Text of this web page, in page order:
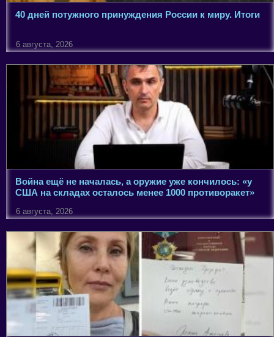
40 дней потужного принуждения России к миру. Итоги
6 августа, 2026
Война ещё не началась, а оружие уже кончилось: «у
США на складах осталось менее 1000 противоракет»
6 августа, 2026